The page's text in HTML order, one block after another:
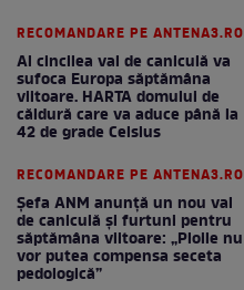
RECOMANDARE PE ANTENA3.RO
Al cincilea val de caniculă va
sufoca Europa săptămâna
viitoare. HARTA domului de
căldură care va aduce până la
42 de grade Celsius
RECOMANDARE PE ANTENA3.RO
Șefa ANM anunță un nou val
de caniculă și furtuni pentru
săptămâna viitoare: „Ploile nu
vor putea compensa seceta
pedologică”